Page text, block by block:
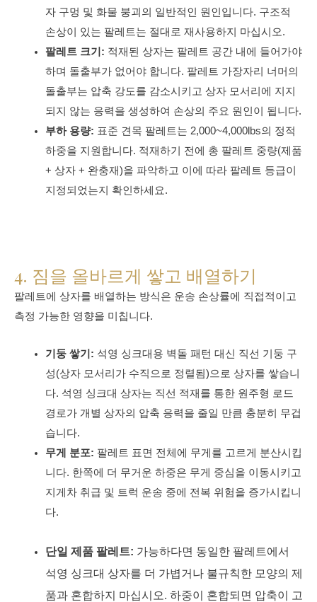
자 구멍 및 화물 붕괴의 일반적인 원인입니다. 구조적
손상이 있는 팔레트는 절대로 재사용하지 마십시오.
팔레트 크기: 적재된 상자는 팔레트 공간 내에 들어가야
하며 돌출부가 없어야 합니다. 팔레트 가장자리 너머의
돌출부는 압축 강도를 감소시키고 상자 모서리에 지지
되지 않는 응력을 생성하여 손상의 주요 원인이 됩니다.
부하 용량: 표준 견목 팔레트는 2,000~4,000lbs의 정적
하중을 지원합니다. 적재하기 전에 총 팔레트 중량(제품
+ 상자 + 완충재)을 파악하고 이에 따라 팔레트 등급이
지정되었는지 확인하세요.
4. 짐을 올바르게 쌓고 배열하기
팔레트에 상자를 배열하는 방식은 운송 손상률에 직접적이고
측정 가능한 영향을 미칩니다.
기둥 쌓기: 석영 싱크대용 벽돌 패턴 대신 직선 기둥 구
성(상자 모서리가 수직으로 정렬됨)으로 상자를 쌓습니
다. 석영 싱크대 상자는 직선 적재를 통한 원주형 로드
경로가 개별 상자의 압축 응력을 줄일 만큼 충분히 무겁
습니다.
무게 분포: 팔레트 표면 전체에 무게를 고르게 분산시킵
니다. 한쪽에 더 무거운 하중은 무게 중심을 이동시키고
지게차 취급 및 트럭 운송 중에 전복 위험을 증가시킵니
다.
단일 제품 팔레트: 가능하다면 동일한 팔레트에서
석영 싱크대 상자를 더 가볍거나 불규칙한 모양의 제
품과 혼합하지 마십시오. 하중이 혼합되면 압축이 고